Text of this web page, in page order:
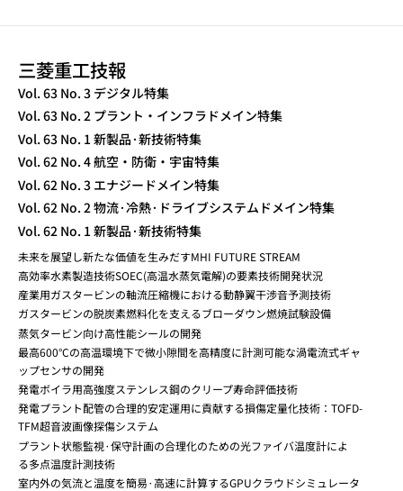
三菱重工技報
TECHNICAL REVIEW
Vol. 63 No. 3 デジタル特集
Vol. 63 No. 2 プラント・インフラドメイン特集
Vol. 63 No. 1 新製品·新技術特集
Vol. 62 No. 4 航空・防衛・宇宙特集
Vol. 62 No. 3 エナジードメイン特集
Vol. 62 No. 2 物流·冷熱·ドライブシステムドメイン特集
Vol. 62 No. 1 新製品·新技術特集
未来を展望し新たな価値を生みだすMHI FUTURE STREAM
高効率水素製造技術SOEC(高温水蒸気電解)の要素技術開発状況
産業用ガスタービンの軸流圧縮機における動静翼干渉音予測技術
ガスタービンの脱炭素燃料化を支えるブローダウン燃焼試験設備
蒸気タービン向け高性能シールの開発
最高600°Cの高温環境下で微小隙間を高精度に計測可能な渦電流式ギャ
ップセンサの開発
発電ボイラ用高強度ステンレス鋼のクリープ寿命評価技術
発電プラント配管の合理的安定運用に貢献する損傷定量化技術：TOFD-
TFM超音波画像探傷システム
プラント状態監視·保守計画の合理化のための光ファイバ温度計によ
る多点温度計測技術
室内外の気流と温度を簡易·高速に計算するGPUクラウドシミュレータ